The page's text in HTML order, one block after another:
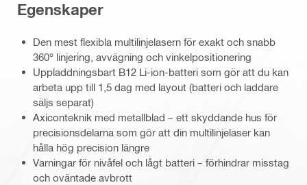
Egenskaper
Den mest flexibla multilinjelasern för exakt och snabb
360° linjering, avvägning och vinkelpositionering
Uppladdningsbart B12 Li-ion-batteri som gör att du kan
arbeta upp till 1,5 dag med layout (batteri och laddare
säljs separat)
Axiconteknik med metallblad – ett skyddande hus för
precisionsdelarna som gör att din multilinjelaser kan
hålla hög precision längre
Varningar för nivåfel och lågt batteri – förhindrar misstag
och oväntade avbrott